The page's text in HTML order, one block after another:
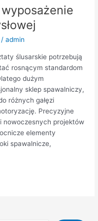
/admin
ślusarskie potrzebują
rosnącym standardom
dużym
sklep spawalniczy,
różnych gałęzi
Precyzyjne
nowoczesnych projektów
elementy
spawalnicze,